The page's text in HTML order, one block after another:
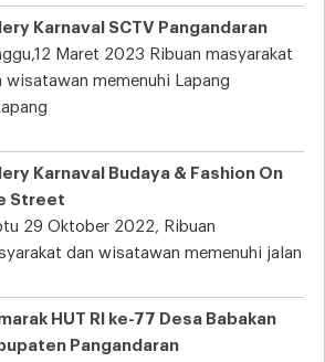
Karnaval SCTV Pangandaran
Maret 2023 Ribuan masyarakat
wisatawan memenuhi Lapang
Karnaval Budaya & Fashion On
Street
29 Oktober 2022, Ribuan
dan wisatawan memenuhi jalan
HUT RI ke-77 Desa Babakan
Pangandaran